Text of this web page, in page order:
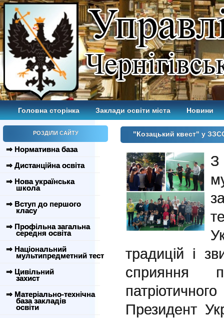
Головна сторінка Заклади освіти міста Новини
РОЗДІЛИ САЙТУ
⇒ Нормативна база
⇒ Дистанційна освіта
⇒ Нова українська
школа
⇒ Вступ до першого
класу
⇒ Профільна загальна
середня освіта
⇒ Національний
мультипредметний тест
⇒ Цивільний
захист
⇒ Матеріально-технічна
база закладів
освіти
"Козацький квест" у
традицій і
сприяння
Президент